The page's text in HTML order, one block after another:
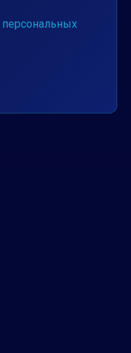
персональных